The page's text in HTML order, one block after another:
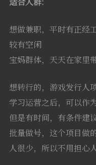
想做兼职，平时有正经
较有空闲
宝妈群体，天天在家里
想转行的，游戏发行人
学习运营之后，可以作
但是有时间，有条件建
批量做号，这个项目做
人很少，所以不用担心